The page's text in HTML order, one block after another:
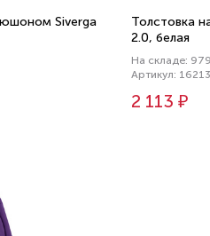
Siverga
Толстовка
2.0, белая
На складе:
Артикул:
2 113 ₽